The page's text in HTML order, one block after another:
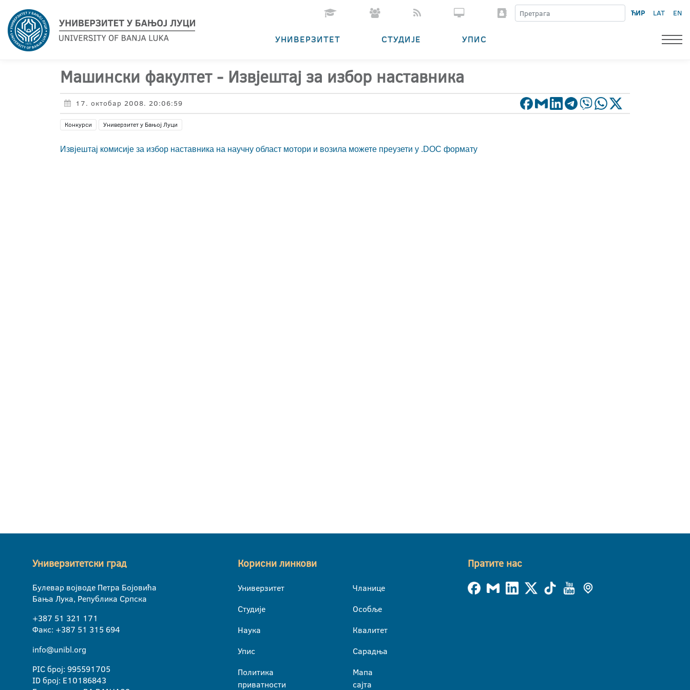
ЋИР LAT EN
УНИВЕРЗИТЕТ СТУДИЈЕ УПИС
Машински факултет - Извјештај за избор наставника
17. октобар 2008. 20:06:59
Конкурси Универзитет у Бањој Луци
Извјештај комисије за избор наставника на научну област мотори и возила можете преузети у .DOC формату
Универзитетски град
Булевар војводе Петра Бојовића
Бања Лука, Република Српска
+387 51 321 171
Факс: +387 51 315 694
info@unibl.org
PIC број: 995591705
ID број: E10186843
Корисни линкови
Универзитет
Студије
Наука
Упис
Политика
приватности
Чланице
Особље
Квалитет
Сарадња
Мапа
сајта
Пратите нас